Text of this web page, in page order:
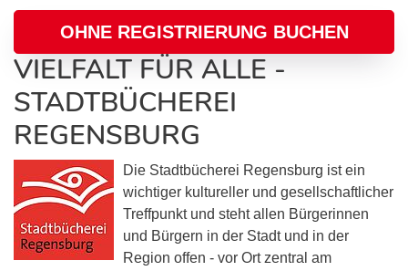
OHNE REGISTRIERUNG BUCHEN
VIELFALT FÜR ALLE -
STADTBÜCHEREI
REGENSBURG
Die Stadtbücherei Regensburg ist ein
wichtiger kultureller und gesellschaftlicher
Treffpunkt und steht allen Bürgerinnen
und Bürgern in der Stadt und in der
Region offen - vor Ort zentral am